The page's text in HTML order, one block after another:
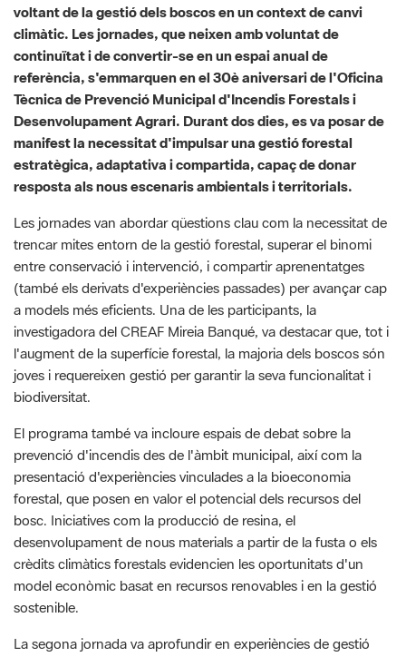
referència, s'emmarquen en el 30è aniversari de l'Oficina
Tècnica de Prevenció Municipal d'Incendis Forestals i
Desenvolupament Agrari. Durant dos dies, es va posar de
manifest la necessitat d'impulsar una gestió forestal
estratègica, adaptativa i compartida, capaç de donar
resposta als nous escenaris ambientals i territorials.
Les jornades van abordar qüestions clau com la necessitat de
trencar mites entorn de la gestió forestal, superar el binomi
entre conservació i intervenció, i compartir aprenentatges
(també els derivats d'experiències passades) per avançar cap
a models més eficients. Una de les participants, la
investigadora del CREAF Mireia Banqué, va destacar que, tot i
l'augment de la superfície forestal, la majoria dels boscos són
joves i requereixen gestió per garantir la seva funcionalitat i
biodiversitat.
El programa també va incloure espais de debat sobre la
prevenció d'incendis des de l'àmbit municipal, així com la
forestal, que posen en valor el potencial dels recursos del
bosc. Iniciatives com la producció de resina, el
desenvolupament de nous materials a partir de la fusta o els
crèdits climàtics forestals evidencien les oportunitats d'un
model econòmic basat en recursos renovables i en la gestió
sostenible.
La segona jornada va aprofundir en experiències de gestió
forestal en diferents territoris, amb reptes compartits, i va
bosc privat, tot destacant la importància de les associacions